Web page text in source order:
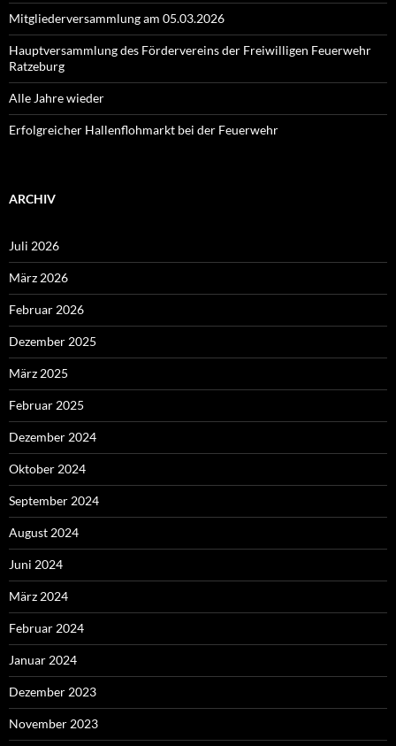
Mitgliederversammlung am 05.03.2026
Hauptversammlung des Fördervereins der Freiwilligen Feuerwehr
Ratzeburg
Alle Jahre wieder
Erfolgreicher Hallenflohmarkt bei der Feuerwehr
ARCHIV
Juli 2026
März 2026
Februar 2026
Dezember 2025
März 2025
Februar 2025
Dezember 2024
Oktober 2024
September 2024
August 2024
Juni 2024
März 2024
Februar 2024
Januar 2024
Dezember 2023
November 2023